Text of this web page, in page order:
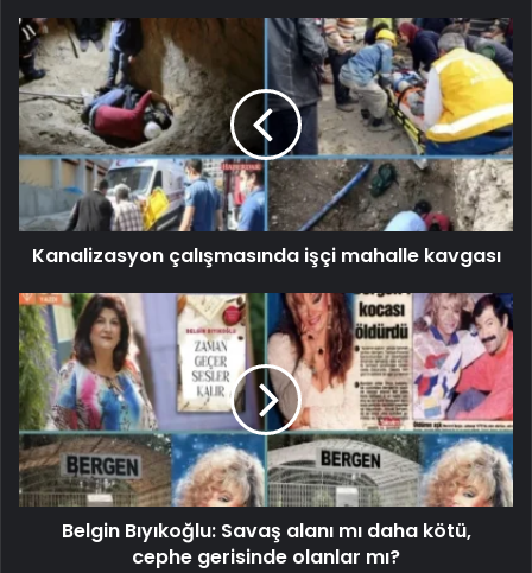
Kanalizasyon çalışmasında işçi mahalle kavgası
Belgin Bıyıkoğlu: Savaş alanı mı daha kötü,
cephe gerisinde olanlar mı?